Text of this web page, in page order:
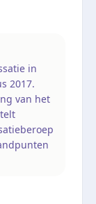
in
2017.
van het